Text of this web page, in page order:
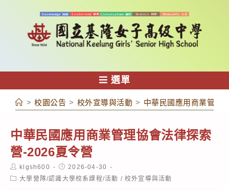
容
選單
> 校園公告 > 校外宣導與活動 > 中華民國應用商業管理
中華民國應用商業管理協會法律探索
營-2026夏令營
Post
author:
klgsh600
Post
published:
2026-04-30
Post大學營隊/認識大學校系課程/活動 / 校外宣導與活動